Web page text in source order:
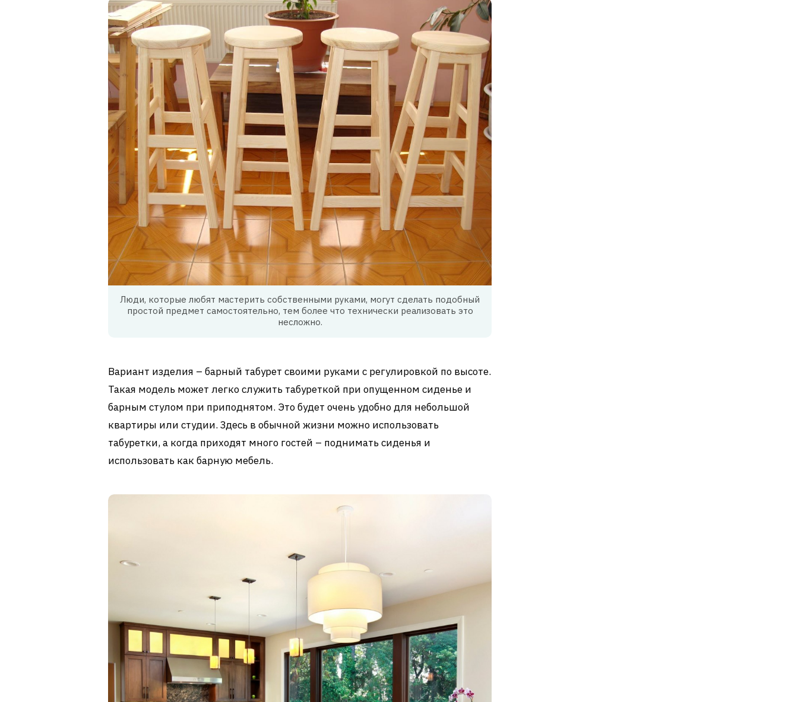
Люди, которые любят мастерить собственными руками, могут сделать подобный
простой предмет самостоятельно, тем более что технически реализовать это
несложно.
Вариант изделия – барный табурет своими руками с регулировкой по высоте.
Такая модель может легко служить табуреткой при опущенном сиденье и
барным стулом при приподнятом. Это будет очень удобно для небольшой
квартиры или студии. Здесь в обычной жизни можно использовать
табуретки, а когда приходят много гостей – поднимать сиденья и
использовать как барную мебель.